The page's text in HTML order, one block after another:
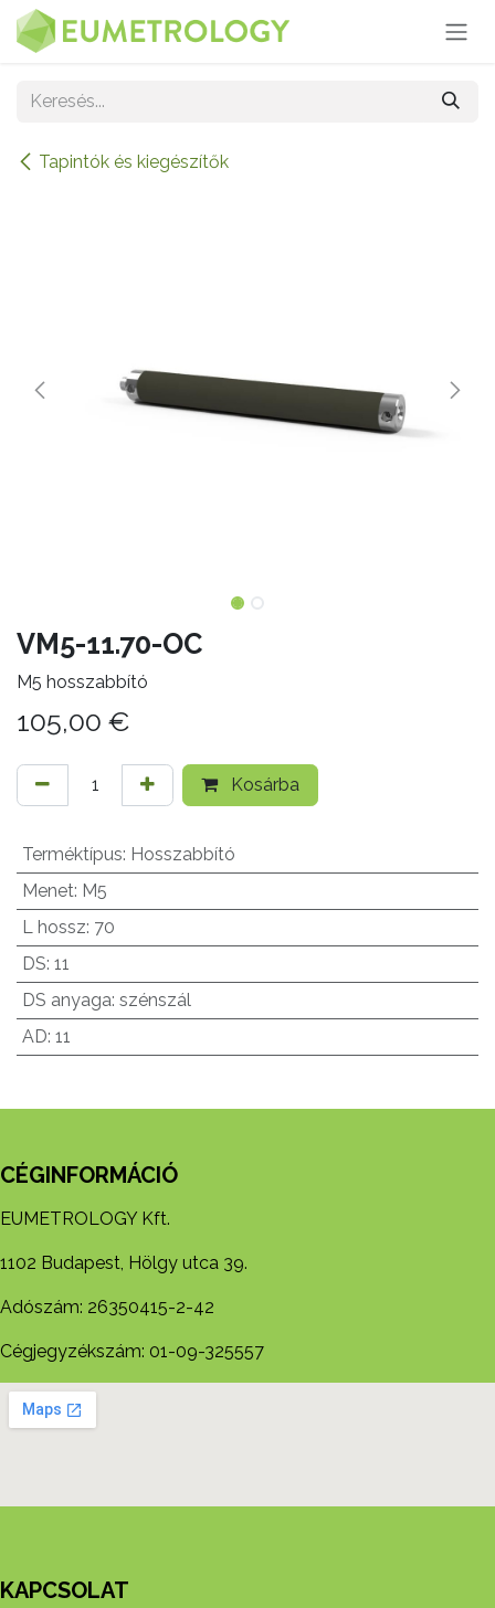
Kihagyás és továbblépés a tartalomhoz
Tapintók és kiegészítők
VM5-11.70-OC
M5 hosszabbító
105,00 €
Kosárba
Terméktípus: Hosszabbító
Menet: M5
L hossz: 70
DS: 11
DS anyaga: szénszál
AD: 11
CÉGINFORMÁCIÓ
EUMETROLOGY Kft.
1102 Budapest, Hölgy utca 39.
Adószám: 26350415-2-42
Cégjegyzékszám: 01-09-325557
KAPCSOLAT